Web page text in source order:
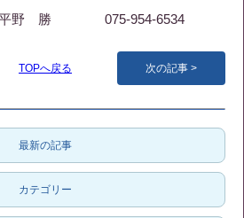
075-954-6534
TOPへ戻る 次の記事
最新の記事
カテゴリー